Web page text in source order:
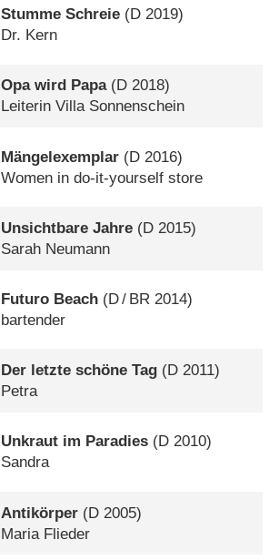
Stumme Schreie (D 2019)
Dr. Kern
Opa wird Papa(D 2018)
Leiterin Villa Sonnenschein
Mängelexemplar (D 2016)
Women in do-it-yourself store
Unsichtbare Jahre (D 2015)
Sarah Neumann
Futuro Beach (D/ BR 2014)
bartender
Der letzte schöne Tag (D 2011)
Petra
Unkraut im Paradies (D 2010)
Sandra
Antikörper (D 2005)
Maria Flieder